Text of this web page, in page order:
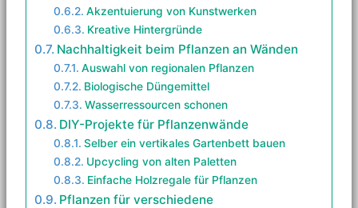
Akzentuierung von Kunstwerken
Kreative Hintergründe
Nachhaltigkeit beim Pflanzen an Wänden
Auswahl von regionalen Pflanzen
Biologische Düngemittel
Wasserressourcen schonen
DIY-Projekte für Pflanzenwände
Selber ein vertikales Gartenbett bauen
Upcycling von alten Paletten
Einfache Holzregale für Pflanzen
Pflanzen für verschiedene